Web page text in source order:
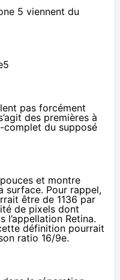
5 viennent du
pas forcément
des premières à
complet du supposé
et montre
surface. Pour rappel,
être de 1136 par
de pixels dont
l’appellation Retina.
définition pourrait
ratio 16/9e.